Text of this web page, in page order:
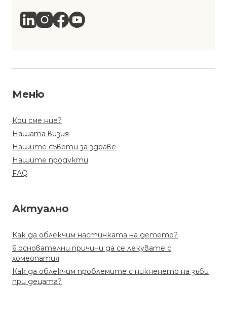
Меню
Кои сме ние?
Нашата визия
Нашите съвети за здраве
Нашите продукти
FAQ
Актуално
Как да облекчим настинката на детето?
6 основателни причини да се лекувате с
хомеопатия
Как да облекчим проблемите с никненето на зъби
при децата?